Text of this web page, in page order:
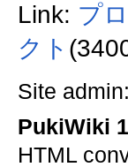
Link: プ
クト
Site admin:
PukiWiki
HTML